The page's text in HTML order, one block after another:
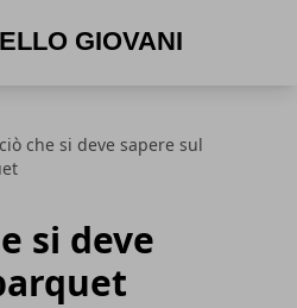
che si deve sapere sul
si deve